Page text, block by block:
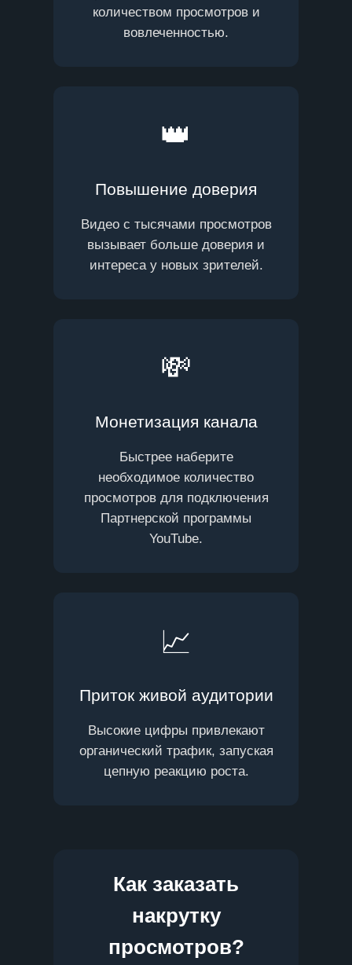
количеством просмотров и
вовлеченностью.
👑
Повышение доверия
Видео с тысячами просмотров
вызывает больше доверия и
интереса у новых зрителей.
💸
Монетизация канала
Быстрее наберите
необходимое количество
просмотров для подключения
Партнерской программы
YouTube.
📈
Приток живой аудитории
Высокие цифры привлекают
органический трафик, запуская
цепную реакцию роста.
Как заказать
накрутку
просмотров?